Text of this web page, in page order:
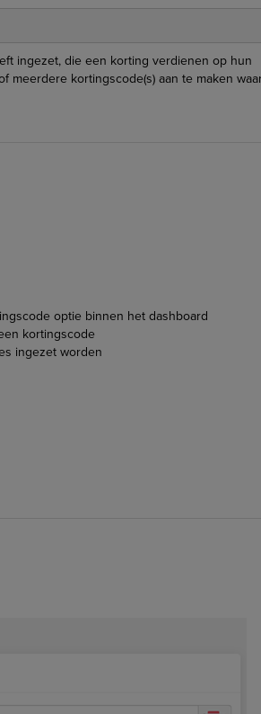
ingezet, die een korting verdienen op hun
kortingscode(s) aan te maken
optie binnen het dashboard
kortingscode
ingezet worden